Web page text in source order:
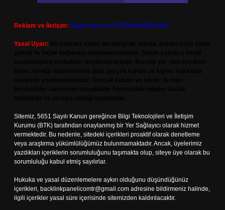
Reklam ve İletişim: Skype: live:.cid.575569c608265c69
Yasal Uyarı:
Sitemiz, 5651 Sayılı Kanun gereğince Bilgi Teknolojileri ve İletişim
Kurumu (BTK) tarafından onaylanmış bir Yer Sağlayıcı olarak hizmet
vermektedir. Bu nedenle, sitedeki içerikleri proaktif olarak denetleme
veya araştırma yükümlülüğümüz bulunmamaktadır. Ancak, üyelerimiz
yazdıkları içeriklerin sorumluluğunu taşımakta olup, siteye üye olarak bu
sorumluluğu kabul etmiş sayılırlar.
Hukuka ve yasal düzenlemelere aykırı olduğunu düşündüğünüz
içerikleri, backlinkpanelicomtr@gmail.com adresine bildirmeniz halinde,
ilgili içerikler yasal süre içerisinde sitemizden kaldırılacaktır.